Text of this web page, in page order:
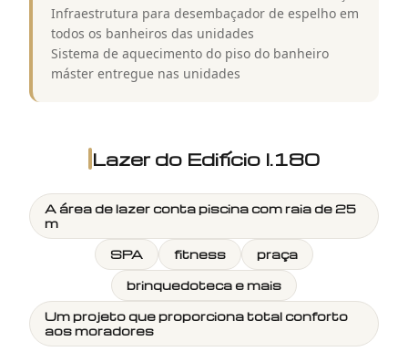
Infraestrutura para desembaçador de espelho em
todos os banheiros das unidades
Sistema de aquecimento do piso do banheiro
máster entregue nas unidades
Lazer do Edifício I.180
A área de lazer conta piscina com raia de 25
m
SPA
fitness
praça
brinquedoteca e mais
Um projeto que proporciona total conforto
aos moradores